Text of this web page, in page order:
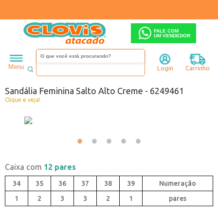
FALE COM
UM VENDEDOR
Menu Login Carrinho
Feminino Sandália Salto alto
Sandália Feminina Salto Alto Creme - 6249461
Clique e veja!
Caixa com 12 pares
34 35 36 37 38
39
1
2 3 3 2 1 pares